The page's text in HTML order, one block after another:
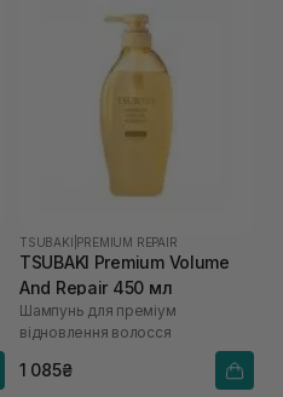
TSUBAKI PREMIUM REPAIR
TSUBAKI Premium Volume
And Repair 450 мл
Шампунь для преміум
відновлення волосся
1 085₴